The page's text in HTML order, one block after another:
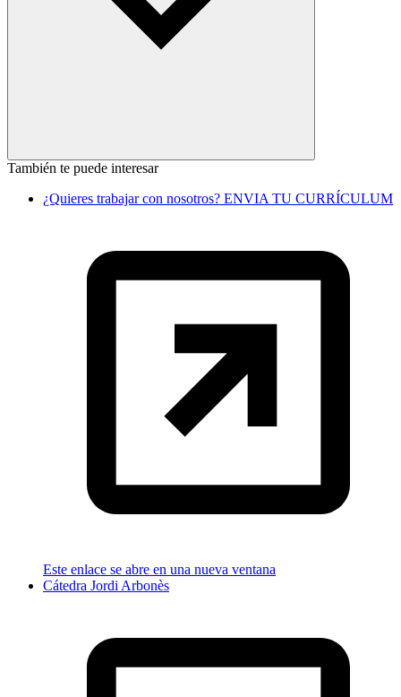
También te puede interesar
¿Quieres trabajar con nosotros? ENVIA TU CURRÍCULUM
Este enlace se abre en una nueva ventana
Cátedra Jordi Arbonès